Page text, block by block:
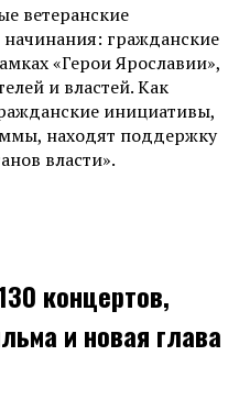
ветеранские
гражданские
«Герои Ярославии»,
и властей. Как
инициативы,
находят поддержку
власти».
концертов,
и новая глава